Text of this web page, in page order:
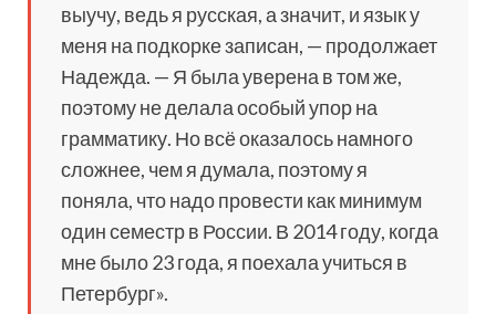
выучу, ведь я русская, а значит, и язык у
меня на подкорке записан, — продолжает
Надежда. — Я была уверена в том же,
поэтому не делала особый упор на
грамматику. Но всё оказалось намного
сложнее, чем я думала, поэтому я
поняла, что надо провести как минимум
один семестр в России. В 2014 году, когда
мне было 23 года, я поехала учиться в
Петербург».